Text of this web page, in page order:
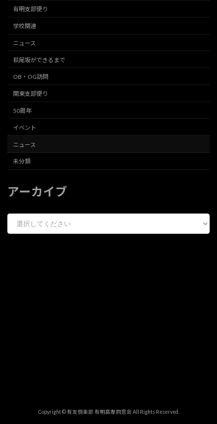
有明支部便り
学校関連
ニュース
萩尾坂ができるまで
OB・OG訪問
関東支部便り
50周年
イベント
ニュース
未分類
アーカイブ
Copyright © 有友倶楽部 有明高専同窓会 All Rights Reserved.